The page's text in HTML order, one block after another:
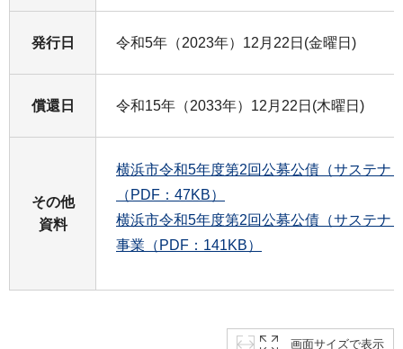
発行日 令和5年（2023年）12月22日(金曜日)
償還日 令和15年（2033年）12月22日(木曜日)
その他
資料
横浜市令和5年度第2回公募公債（サステナ
（PDF：47KB）
横浜市令和5年度第2回公募公債（サステナ
事業（PDF：141KB）
画面サイズで表示